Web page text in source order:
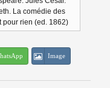
La comédie des
pour rien (ed. 1862)
Image